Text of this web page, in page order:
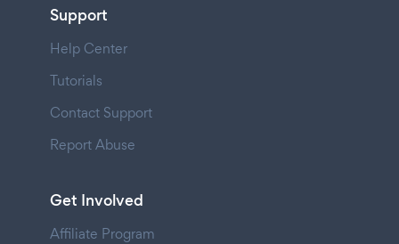
Support
Help Center
Tutorials
Contact Support
Report Abuse
Get Involved
Affiliate Program